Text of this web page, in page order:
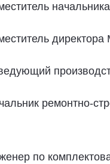
ремонтно-
по